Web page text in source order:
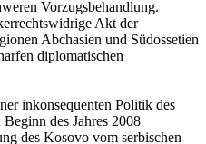
Vorzugsbehandlung.
Akt der
Abchasien und Südossetien
diplomatischen
inkonsequenten Politik des
des Jahres 2008
des Kosovo vom serbischen